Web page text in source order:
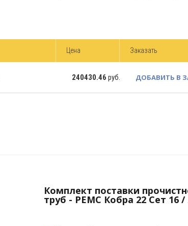
Цена Заказать
240430.46 руб. ДОБАВИТЬ В
Комплект поставки
труб - РЕМС Кобра 22 Сет 16 /